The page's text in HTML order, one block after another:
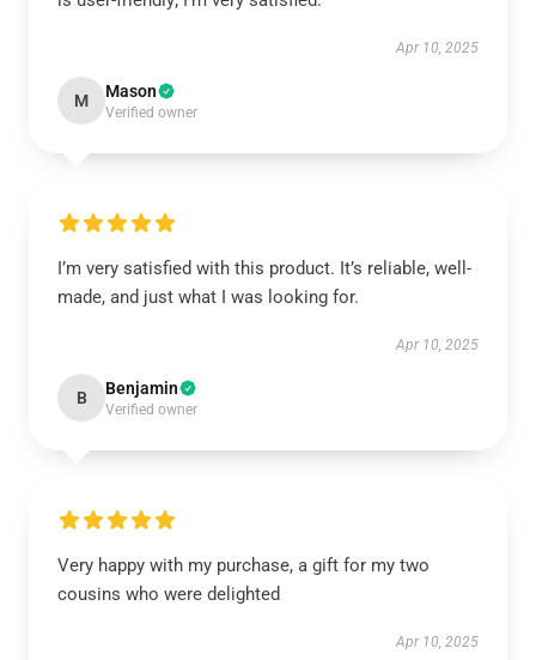
Apr 10, 2025
M Mason
Verified owner
I’m very satisfied with this product. It’s reliable, well-
made, and just what I was looking for.
Apr 10, 2025
B Benjamin
Verified owner
Very happy with my purchase, a gift for my two
cousins who were delighted
Apr 10, 2025